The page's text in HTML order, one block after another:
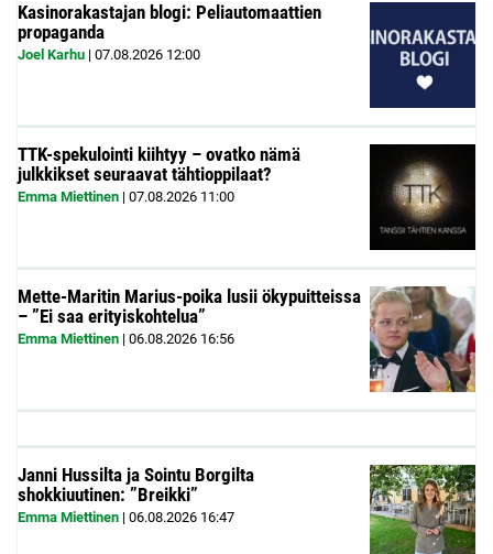
Kasinorakastajan blogi: Peliautomaattien
propaganda
Joel Karhu | 07.08.2026 12:00
TTK-spekulointi kiihtyy – ovatko nämä
julkkikset seuraavat tähtioppilaat?
Emma Miettinen | 07.08.2026 11:00
Mette-Maritin Marius-poika lusii ökypuitteissa
– ”Ei saa erityiskohtelua”
Emma Miettinen | 06.08.2026 16:56
Janni Hussilta ja Sointu Borgilta
shokkiuutinen: ”Breikki”
Emma Miettinen | 06.08.2026 16:47